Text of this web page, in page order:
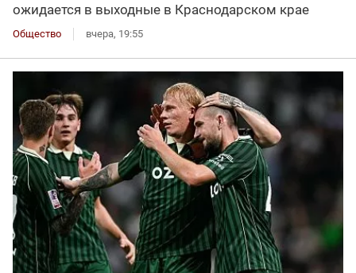
ожидается в выходные в Краснодарском крае
Общество вчера, 19:55